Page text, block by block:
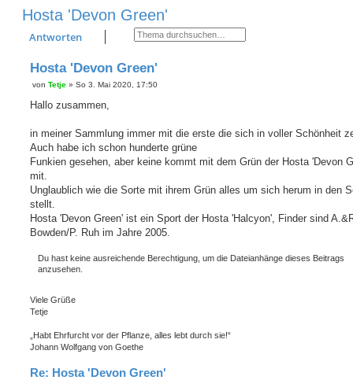
Hosta 'Devon Green'
Antworten Suche
Erweiterte Suche
Hosta 'Devon Green'
e
r
a
g
von Tetje » So 3. Mai 2020, 17:50
Hallo zusammen,
in meiner Sammlung immer mit die erste die sich in voller Schönheit
Auch habe ich schon hunderte grüne
Funkien gesehen, aber keine kommt mit dem Grün der Hosta 'Devon
mit.
Unglaublich wie die Sorte mit ihrem Grün alles um sich herum in den
stellt.
Hosta 'Devon Green' ist ein Sport der Hosta 'Halcyon', Finder sind
Bowden/P. Ruh im Jahre 2005.
Du hast keine ausreichende Berechtigung, um die Dateianhänge dieses Beitrags
anzusehen.
Viele Grüße
Tetje
„Habt Ehrfurcht vor der Pflanze, alles lebt durch sie!“
Johann Wolfgang von Goethe
Re: Hosta 'Devon Green'